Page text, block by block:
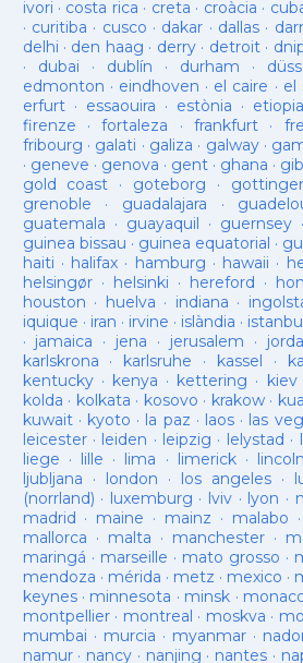
ivori · costa rica · creta · croàcia ·
· curitiba · cusco · dakar · dallas ·
delhi · den haag · derry· detroit·
· dubai · dublín · durham ·
edmonton · eindhoven · el caire · el
erfurt· essaouira · estònia · etiopia
firenze ·fortaleza · frankfurt·
fribourg · galati · galiza · galway·
· geneve · genova · gent· ghana ·
gold coast · goteborg ·
grenoble · guadalajara ·
guatemala · guayaquil · guernsey·
guinea bissau · guinea equatorial ·
haiti · halifax · hamburg · hawaii ·
helsingør· helsinki · hereford ·
houston · huelva · indiana ·
iquique · iran · irvine · islàndia ·
· jamaica · jena · jerusalem ·
karlskrona · karlsruhe · kassel ·
kentucky· kenya · kettering · kiev
kolda · kolkata · kosovo · krakow·
kuwait· kyoto · la paz · laos· las
leicester· leiden · leipzig · lelystad ·
liege · lille · lima · limerick· lincoln
ljubljana · london · los angeles·
(norrland) · luxemburg · lviv · lyon ·
madrid · maine · mainz · malabo ·
mallorca · malta · manchester·
maringá · marseille · mato grosso ·
mendoza · mérida · metz · mexico ·
keynes· minnesota · minsk ·
montpellier· montreal · moskva ·
mumbai · murcia · myanmar·
namur· nancy · nanjing · nantes ·